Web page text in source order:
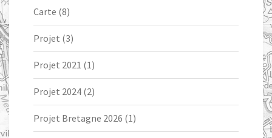
Carte (8)
Projet (3)
Projet 2021 (1)
Projet 2024 (2)
Projet Bretagne 2026 (1)